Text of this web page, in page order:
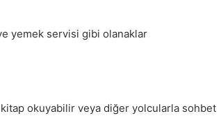
yemek servisi gibi olanaklar
kitap okuyabilir veya diğer yolcularla sohbet